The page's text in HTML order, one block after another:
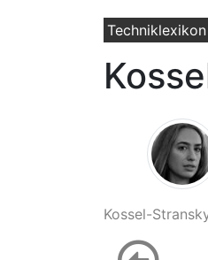
Techniklexikon
Kossel-